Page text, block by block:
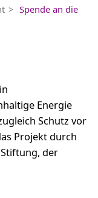
Spende an die
Energie
Schutz vor
Projekt durch
der